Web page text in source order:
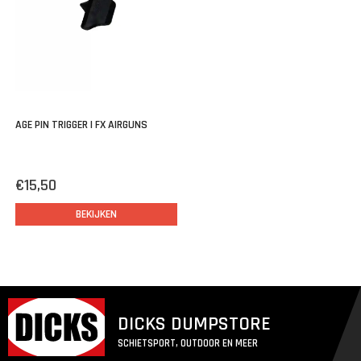
AGE PIN TRIGGER | FX AIRGUNS
€15,50
BEKIJKEN
DICKS DUMPSTORE
SCHIETSPORT, OUTDOOR EN MEER